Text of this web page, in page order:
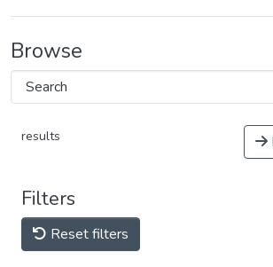
Browse
results
Filters
Reset filters